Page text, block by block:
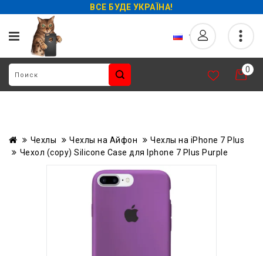
ВСЕ БУДЕ УКРАЇНА!
0
Чехлы Чехлы на Айфон
Чехлы на iPhone 7 Plus
Чехол (copy) Silicone Case для Iphone 7 Plus Purple